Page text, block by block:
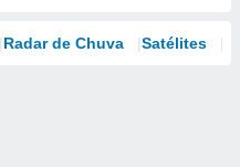
Radar de Chuva Satélites